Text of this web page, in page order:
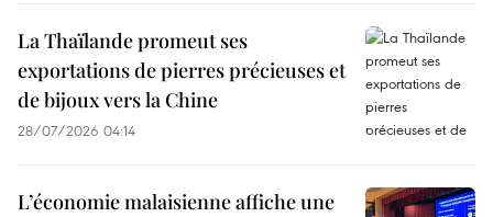
La Thaïlande promeut ses
exportations de pierres précieuses et
de bijoux vers la Chine
28/07/2026 04:14
L’économie malaisienne affiche une